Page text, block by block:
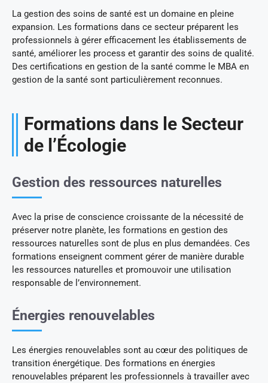
La gestion des soins de santé est un domaine en pleine
expansion. Les formations dans ce secteur préparent les
professionnels à gérer efficacement les établissements de
santé, améliorer les process et garantir des soins de qualité.
Des certifications en gestion de la santé comme le MBA en
gestion de la santé sont particulièrement reconnues.
Formations dans le Secteur
de l’Écologie
Gestion des ressources naturelles
Avec la prise de conscience croissante de la nécessité de
préserver notre planète, les formations en gestion des
ressources naturelles sont de plus en plus demandées. Ces
formations enseignent comment gérer de manière durable
les ressources naturelles et promouvoir une utilisation
responsable de l’environnement.
Énergies renouvelables
Les énergies renouvelables sont au cœur des politiques de
transition énergétique. Des formations en énergies
renouvelables préparent les professionnels à travailler avec